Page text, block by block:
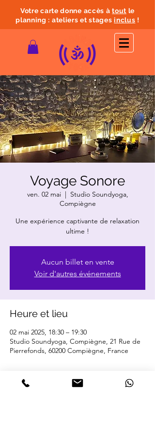
Votre carte donne accès àtout le
planning : ateliers et stagesinclus !
Voyage Sonore
ven. 02 mai
  |
Studio Soundyoga,
Compiègne
Une expérience captivante de relaxation
ultime !
Aucun billet en vente
Voir d'autres événements
Heure et lieu
02 mai 2025, 18:30 – 19:30
Studio Soundyoga, Compiègne, 21 Rue de
Pierrefonds, 60200 Compiègne, France